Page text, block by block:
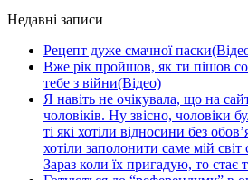
Недавні записи
Рецепт дуже смачної
Вже рік пройшов, як ти пішов
тебе з війни(Відео)
Я навіть не очікувала, що на
чоловіків. Ну звісно, чоловіки
ті які хотіли відносини без
хотіли заполонити саме мій
Зараз коли їх пригадую, то стає